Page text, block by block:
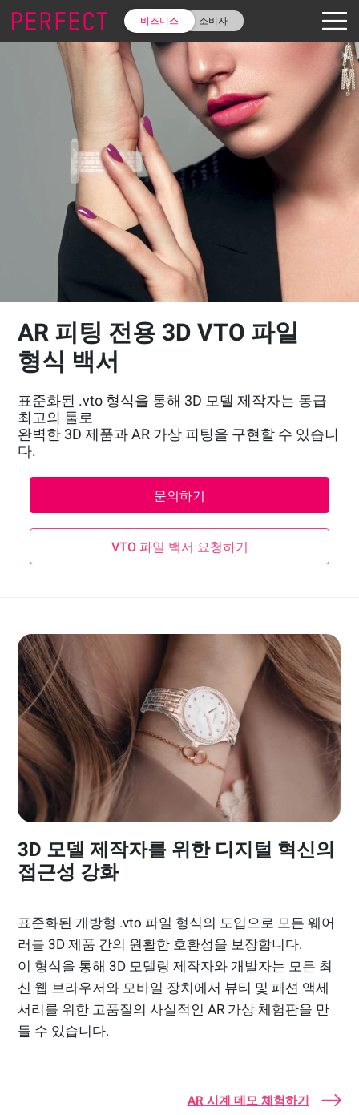
비즈니스 소비자
AR 피팅 전용 3D VTO 파일
형식 백서
표준화된 .vto 형식을 통해 3D 모델 제작자는 동급
최고의 툴로
완벽한 3D 제품과 AR 가상 피팅을 구현할 수 있습니
다.
문의하기
VTO 파일 백서 요청하기
3D 모델 제작자를 위한 디지털 혁신의
접근성 강화
표준화된 개방형 .vto 파일 형식의 도입으로 모든 웨어
러블 3D 제품 간의 원활한 호환성을 보장합니다.
이 형식을 통해 3D 모델링 제작자와 개발자는 모든 최
신 웹 브라우저와 모바일 장치에서 뷰티 및 패션 액세
서리를 위한 고품질의 사실적인 AR 가상 체험판을 만
들 수 있습니다.
AR 시계 데모 체험하기